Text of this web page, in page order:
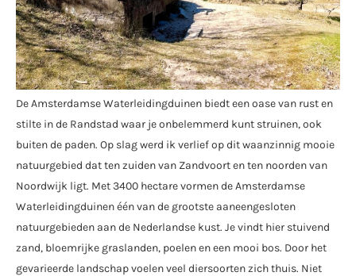
De Amsterdamse Waterleidingduinen biedt een oase van rust en
stilte in de Randstad waar je onbelemmerd kunt struinen, ook
buiten de paden. Op slag werd ik verlief op dit waanzinnig mooie
natuurgebied dat ten zuiden van Zandvoort en ten noorden van
Noordwijk ligt. Met 3400 hectare vormen de Amsterdamse
Waterleidingduinen één van de grootste aaneengesloten
natuurgebieden aan de Nederlandse kust. Je vindt hier stuivend
zand, bloemrijke graslanden, poelen en een mooi bos. Door het
gevarieerde landschap voelen veel diersoorten zich thuis. Niet